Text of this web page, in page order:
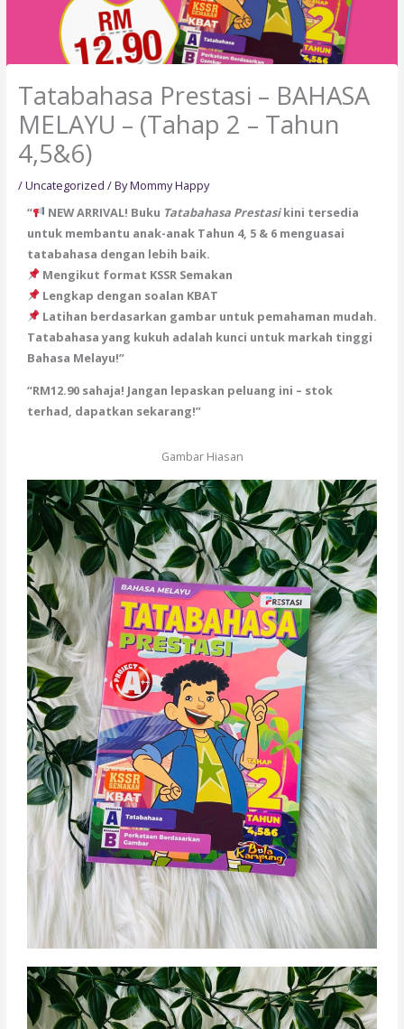
Tatabahasa Prestasi – BAHASA
MELAYU – (Tahap 2 – Tahun
4,5&6)
/Uncategorized / ByMommy Happy
“
NEW ARRIVAL! Buku Tatabahasa Prestasikini tersedia
untuk membantu anak-anak Tahun 4, 5 & 6 menguasai
tatabahasa dengan lebih baik.
Mengikut format KSSR Semakan
Lengkap dengan soalan KBAT
Latihan berdasarkan gambar untuk pemahaman mudah.
Tatabahasa yang kukuh adalah kunci untuk markah tinggi
Bahasa Melayu!”
“RM12.90 sahaja! Jangan lepaskan peluang ini – stok
terhad, dapatkan sekarang!”
Gambar Hiasan